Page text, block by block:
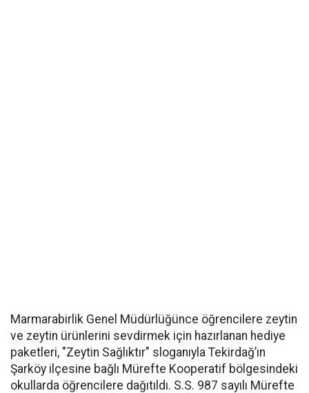
Marmarabirlik Genel Müdürlüğünce öğrencilere zeytin
ve zeytin ürünlerini sevdirmek için hazırlanan hediye
paketleri, "Zeytin Sağlıktır" sloganıyla Tekirdağ’ın
Şarköy ilçesine bağlı Mürefte Kooperatif bölgesindeki
okullarda öğrencilere dağıtıldı. S.S. 987 sayılı Mürefte